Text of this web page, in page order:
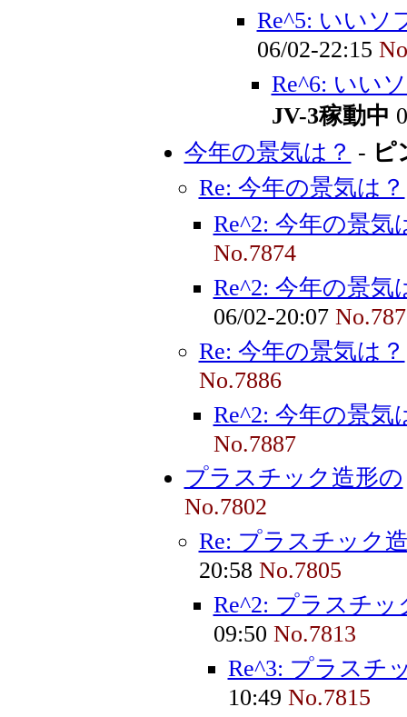
Re^5: いいソ
06/02-22:15
Re^6: いい
JV-3稼動中
今年の景気は？ - ピ
Re: 今年の景気は？
Re^2: 今年の景気
No.7874
Re^2: 今年の景気
06/02-20:07
Re: 今年の景気は？
No.7886
Re^2: 今年の景気
No.7887
プラスチック造形の
No.7802
Re: プラスチック
20:58 No.7805
Re^2: プラスチッ
09:50 No.7813
Re^3: プラスチ
10:49 No.7815